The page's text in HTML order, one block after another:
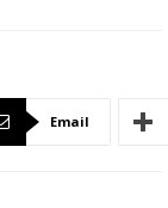
Email